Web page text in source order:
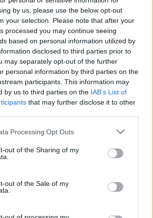
by us, please use the below opt-out
your selection. Please note that after your
processed you may continue seeing
based on personal information utilized by
disclosed to third parties prior to
may separately opt-out of the further
personal information by third parties on the
participants. This information may
by us to third parties on the IAB’s List of
that may further disclose it to other
Processing Opt Outs
out of the Sharing of my
out of the Sale of my
er lukket, henvises
andre pladser.
Nørresundby, som
20, 9400
er mandag til fredag kl. 10.00-
samt søndag kl. 08.00-18.00.
der har adressen
Storvorde.
er mandag til fredag kl. 12.00-
Vis mere
Del artikel